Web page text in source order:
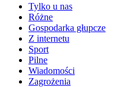
Tylko u nas
Różne
Gospodarka głupcze
Z internetu
Sport
Pilne
Wiadomości
Zagrożenia